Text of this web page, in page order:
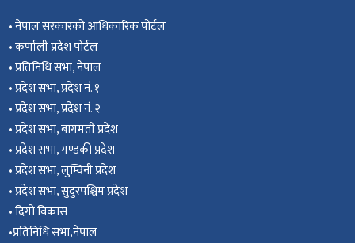
•नेपाल सरकारको आधिकारिक पोर्टल
•कर्णाली प्रदेश पोर्टल
•प्रतिनिधि सभा, नेपाल
•प्रदेश सभा, प्रदेश नं. १
•प्रदेश सभा, प्रदेश नं. २
•प्रदेश सभा, बागमती प्रदेश
•प्रदेश सभा, गण्डकी प्रदेश
•प्रदेश सभा, लुम्विनी प्रदेश
•प्रदेश सभा, सुदुरपश्चिम प्रदेश
•दिगो विकास
•प्रतिनिधि सभा,नेपाल